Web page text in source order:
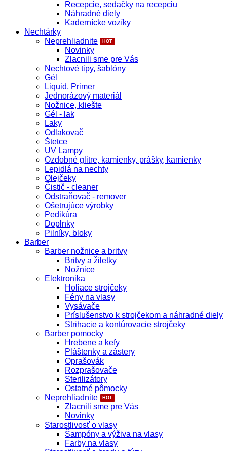
Recepcie, sedačky na recepciu
Náhradné diely
Kadernícke vozíky
Nechtárky
Neprehliadnite
Novinky
Zlacnili sme pre Vás
Nechtové tipy, šablóny
Gél
Liquid, Primer
Jednorázový materiál
Nožnice, kliešte
Gél - lak
Laky
Odlakovač
Štetce
UV Lampy
Ozdobné glitre, kamienky, prášky, kamienky
Lepidlá na nechty
Olejčeky
Čistič - cleaner
Odstraňovač - remover
Ošetrujúce výrobky
Pedikúra
Doplnky
Pilníky, bloky
Barber
Barber nožnice a britvy
Britvy a žiletky
Nožnice
Elektronika
Holiace strojčeky
Fény na vlasy
Vysávače
Príslušenstvo k strojčekom a náhradné diely
Strihacie a kontúrovacie strojčeky
Barber pomocky
Hrebene a kefy
Pláštenky a zástery
Oprašovák
Rozprašovače
Sterilizátory
Ostatné pômocky
Neprehliadnite
Zlacnili sme pre Vás
Novinky
Starostlivosť o vlasy
Šampóny a výživa na vlasy
Farby na vlasy